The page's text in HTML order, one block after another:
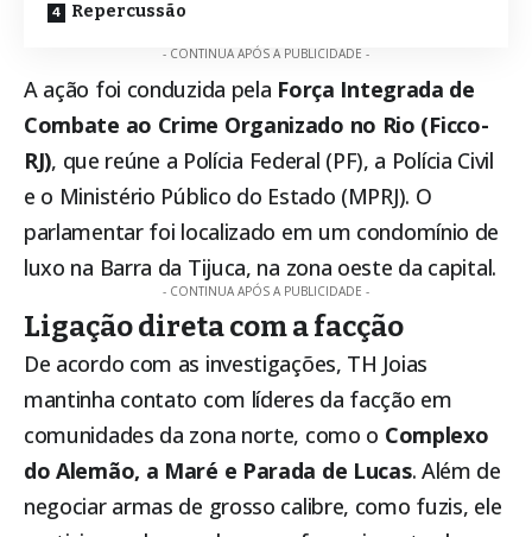
Repercussão
- CONTINUA APÓS A PUBLICIDADE -
A ação foi conduzida pela Força Integrada de
Combate ao Crime Organizado no Rio (Ficco-
RJ), que reúne a Polícia Federal (PF), a Polícia Civil
e o Ministério Público do Estado (MPRJ). O
parlamentar foi localizado em um condomínio de
luxo na Barra da Tijuca, na zona oeste da capital.
- CONTINUA APÓS A PUBLICIDADE -
Ligação direta com a facção
De acordo com as investigações, TH Joias
mantinha contato com líderes da facção em
comunidades da zona norte, como o Complexo
do Alemão, a Maré e Parada de Lucas. Além de
negociar armas de grosso calibre, como fuzis, ele